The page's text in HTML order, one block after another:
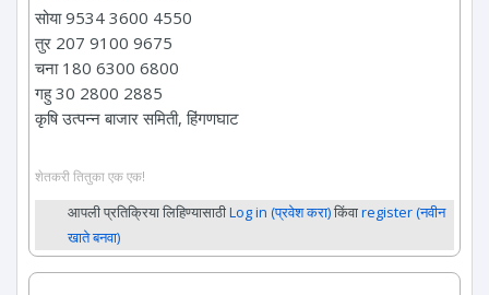
सोया 9534 3600 4550
तुर 207 9100 9675
चना 180 6300 6800
गहु 30 2800 2885
कृषि उत्पन्न बाजार समिती, हिंगणघाट
शेतकरी तितुका एक एक!
आपली प्रतिक्रिया लिहिण्यासाठीLog in (प्रवेश करा)किंवाregister (नवीन
खाते बनवा)